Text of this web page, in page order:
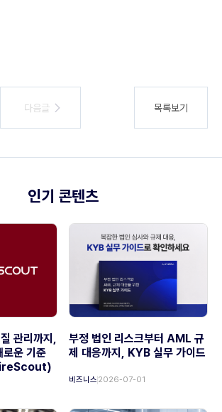
다음글
다음글 목록보기
인기 콘텐츠
관리까지,
로운 기준
부정 법인 리스크부터 AML 규
제 대응까지, KYB 실무 가이드
비즈니스 2026-07-01